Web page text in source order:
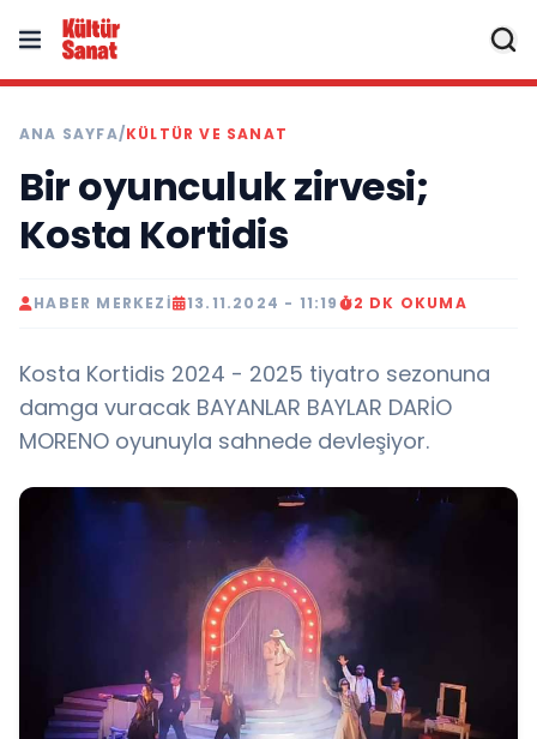
ANA SAYFA/KÜLTÜR VE SANAT
Bir oyunculuk zirvesi;
Kosta Kortidis
HABER MERKEZI 13.11.2024 - 11:19 2 DK OKUMA
Kosta Kortidis 2024 - 2025 tiyatro sezonuna
damga vuracak BAYANLAR BAYLAR DARİO
MORENO oyunuyla sahnede devleşiyor.